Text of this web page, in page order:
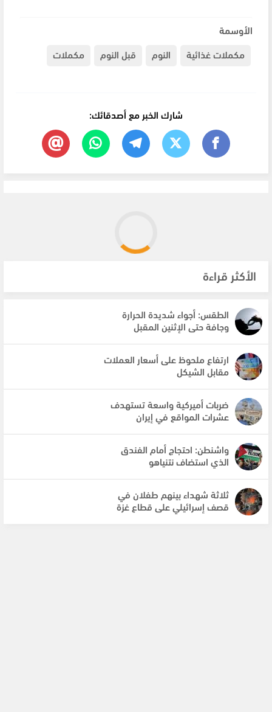
الأوسمة
مكملات غذائية
النوم قبل النوم مكملات
شارك الخبر مع أصدقائك:
الأكثر قراءة
الطقس: أجواء شديدة الحرارة
وجافة حتى الإثنين المقبل
ارتفاع ملحوظ على أسعار العملات
مقابل الشيكل
ضربات أميركية واسعة تستهدف
عشرات المواقع في إيران
واشنطن: احتجاج أمام الفندق
الذي استضاف نتنياهو
ثلاثة شهداء بينهم طفلان في
قصف إسرائيلي على قطاع غزة